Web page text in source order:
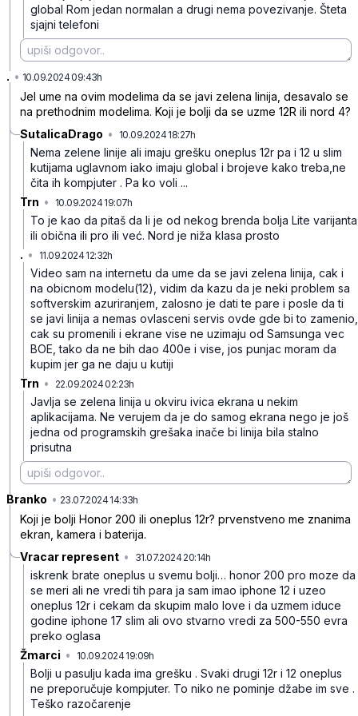
global Rom jedan normalan a drugi nema povezivanje. Šteta
sjajni telefoni
. • 10.09.2024 09:43h
Jel ume na ovim modelima da se javi zelena linija, desavalo se
na prethodnim modelima. Koji je bolji da se uzme 12R ili nord 4?
SutalicaDrago • 10.09.2024 18:27h
Nema zelene linije ali imaju grešku oneplus 12r pa i 12 u slim
kutijama uglavnom iako imaju global i brojeve kako treba,ne
čita ih kompjuter . Pa ko voli ...
Trn • 10.09.2024 19:07h
To je kao da pitaš da li je od nekog brenda bolja Lite varijanta
ili obična ili pro ili već. Nord je niža klasa prosto
. • 11.09.2024 12:32h
Video sam na internetu da ume da se javi zelena linija, cak i
na obicnom modelu(12), vidim da kazu da je neki problem sa
softverskim azuriranjem, zalosno je dati te pare i posle da ti
se javi linija a nemas ovlasceni servis ovde gde bi to zamenio,
cak su promenili i ekrane vise ne uzimaju od Samsunga vec
BOE, tako da ne bih dao 400e i vise, jos punjac moram da
kupim jer ga ne daju u kutiji
Trn • 22.09.2024 02:23h
Javlja se zelena linija u okviru ivica ekrana u nekim
aplikacijama. Ne verujem da je do samog ekrana nego je još
jedna od programskih grešaka inače bi linija bila stalno
prisutna
Branko • 23.07.2024 14:33h
Koji je bolji Honor 200 ili oneplus 12r? prvenstveno me znanima
ekran, kamera i baterija.
Vracar represent • 31.07.2024 20:14h
iskrenk brate oneplus u svemu bolji… honor 200 pro moze da
se meri ali ne vredi tih para ja sam imao iphone 12 i uzeo
oneplus 12r i cekam da skupim malo love i da uzmem iduce
godine iphone 17 slim ali ovo stvarno vredi za 500-550 evra
preko oglasa
Žmarci • 10.09.2024 19:09h
Bolji u pasulju kada ima grešku . Svaki drugi 12r i 12 oneplus
ne preporučuje kompjuter. To niko ne pominje džabe im sve .
Teško razočarenje